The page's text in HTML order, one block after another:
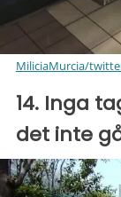
MiliciaMurcia/
14. Inga
det inte